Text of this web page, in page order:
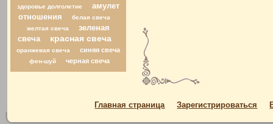
здоровье долголетие
амулет
отношения
белая свеча
желтая свеча
зеленая
свеча
красная свеча
оранжевая свеча синяя свеча
фен-шуй черная свеча
Главная страница Зарегистрироваться